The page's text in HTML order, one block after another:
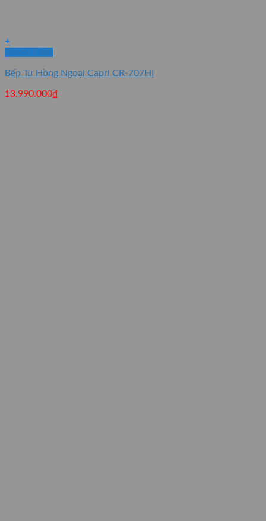
+
Quick View
Bếp Từ Hồng Ngoại Capri CR-707HI
13.990.000₫